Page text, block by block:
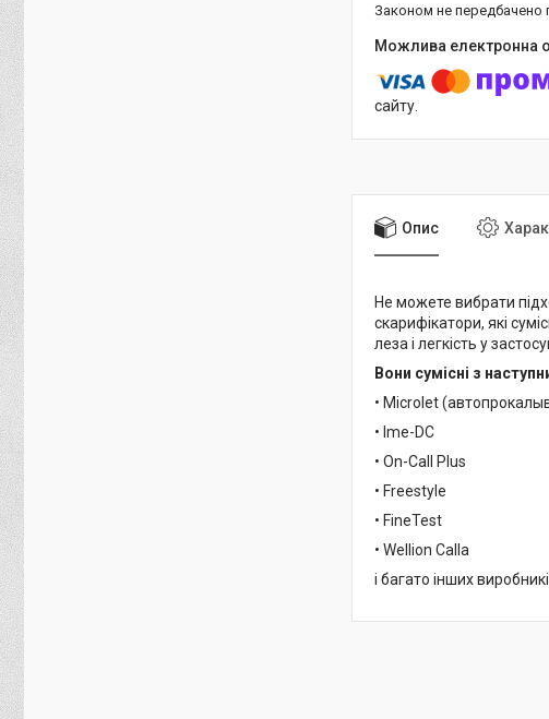
Законом не
сайту.
Опис
Не можете вибрати
скарифікатори, які
леза і легкість у
Вони сумісні з
• Microlet
• Ime-DC
• On-Call Plus
• Freestyle
• FineTest
• Wellion Calla
і багато інших